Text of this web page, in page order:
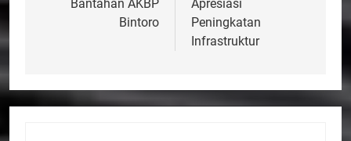
Bantahan AKBP
Bintoro
Apresiasi
Peningkatan
Infrastruktur